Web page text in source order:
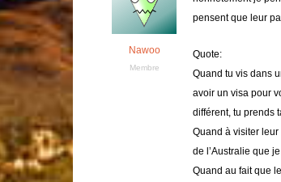
Nawoo
Membre
pensent que leur
Quote:
Quand tu vis dans
avoir un visa pour
différent, tu prends
Quand à visiter
de l’Australie que
Quand au fait que